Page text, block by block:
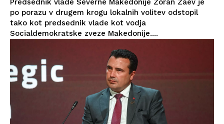
Predsednik vlade Severne Makedonije Zoran Zaev je
po porazu v drugem krogu lokalnih volitev odstopil
tako kot predsednik vlade kot vodja
Socialdemokratske zveze Makedonije....